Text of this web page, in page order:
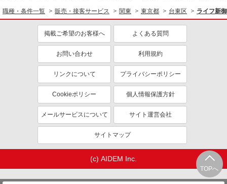
TOPへ
職種・条件一覧 販売・接客サービス 関東 東京都 台東区 ライフ新
掲載ご希望のお客様へ よくある質問
お問い合わせ 利用規約
リンクについて プライバシーポリシー
Cookieポリシー 個人情報保護方針
メールサービスについて サイト運営会社
サイトマップ
(c) AIDEM Inc.